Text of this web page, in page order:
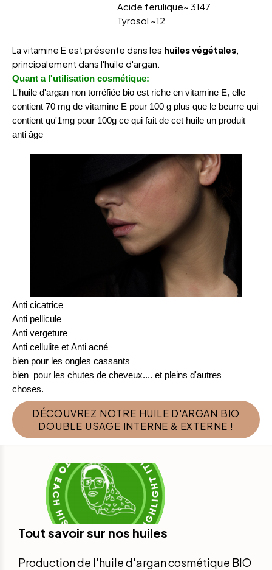
Acide ferulique~ 3147
Tyrosol ~12
La vitamine E est présente dans les huiles végétales,
principalement dans l'huile d'argan.
Quant a l'utilisation cosmétique:
L'huile d'argan non torréfiée bio est riche en vitamine E, elle
contient 70 mg de vitamine E pour 100 g plus que le beurre qui
contient qu'1mg pour 100g ce qui fait de cet huile un produit
anti âge
Anti cicatrice
Anti pellicule
Anti vergeture
Anti cellulite et Anti acné
bien pour les ongles cassants
bien pour les chutes de cheveux.... et pleins d'autres
choses.
DÉCOUVREZ NOTRE HUILE D'ARGAN BIO
DOUBLE USAGE INTERNE & EXTERNE !
Tout savoir sur nos huiles
Production de l'huile d'argan cosmétique BIO